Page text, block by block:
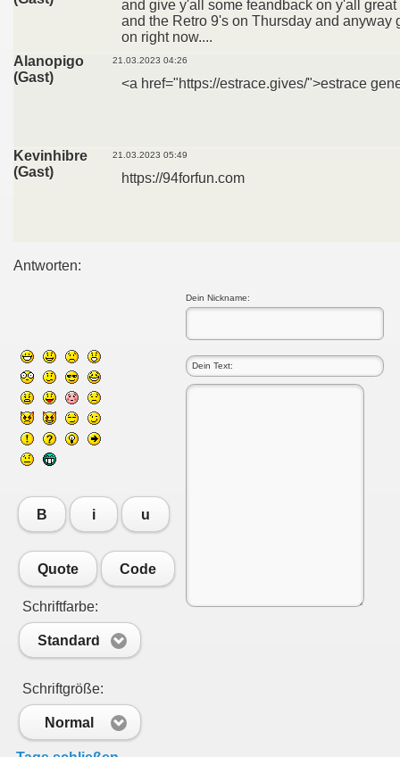
and give y'all some feandback on y'all
and the Retro 9's on Thursday and anyway
on right now....
Alanopigo
(Gast)
21.03.2023 04:26
<a href="https://estrace.gives/">estrace
Kevinhibre
(Gast)
21.03.2023 05:49
https://94forfun.com
Antworten:
Dein Nickname:
B i u
Quote Code
Schriftfarbe:
Standard
Schriftgröße:
Normal